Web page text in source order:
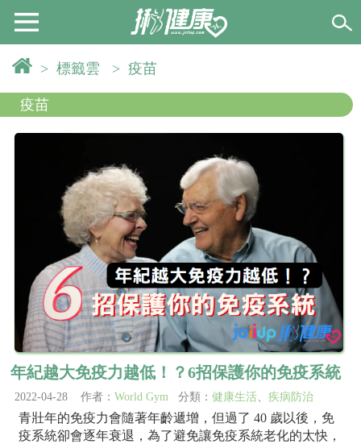
> 標籤雲 > 疫苗
疫苗
年紀越大免疫力越低！？6招保護你的免疫系統
2022-04-28 作者： World Gym 分類： 健康生活、 疾病防治
青壯年的免疫力會隨著年齡遞增，但過了 40 歲以後，免
疫系統卻會逐年衰退，為了避免讓免疫系統老化的太快，